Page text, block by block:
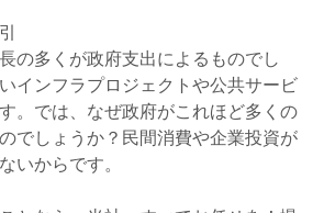
の多くが政府支出によるものでし
インフラプロジェクトや公共サービ
。では、なぜ政府がこれほど多くの
でしょうか？民間消費や企業投資が
いからです。